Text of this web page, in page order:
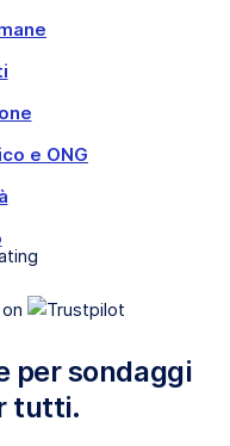
e ONG
on
per sondaggi
tutti.